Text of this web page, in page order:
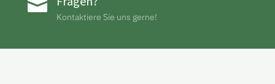

Kontaktiere Sie uns gerne!